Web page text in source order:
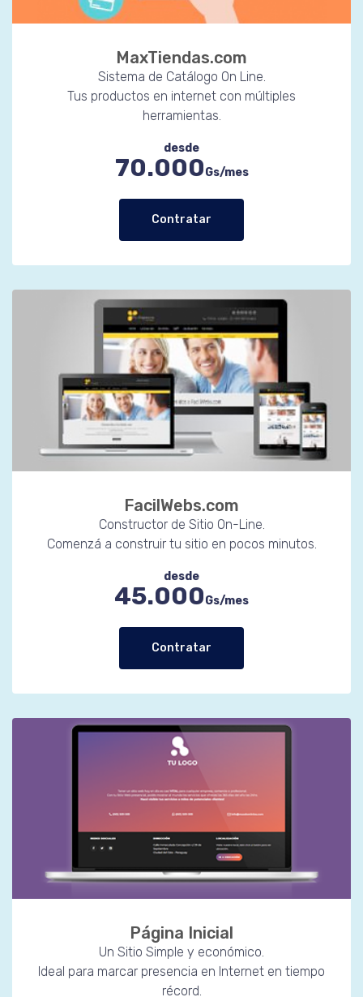
MaxTiendas.com
Sistema de Catálogo On Line.
Tus productos en internet con múltiples
herramientas.
desde
70.000Gs/mes
Contratar
FacilWebs.com
Constructor de Sitio On-Line.
Comenzá a construir tu sitio en pocos minutos.
desde
45.000Gs/mes
Contratar
Página Inicial
Un Sitio Simple y económico.
Ideal para marcar presencia en Internet en tiempo
récord.